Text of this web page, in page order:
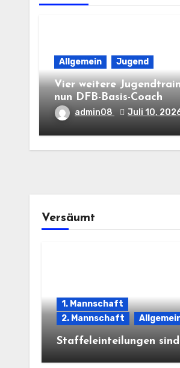
Allgemein Jugend
Vier weitere
nun DFB-Basis-Coach
admin08 Juli 10,
Versäumt
1. Mannschaft
2. Mannschaft
Staffeleinteilungen